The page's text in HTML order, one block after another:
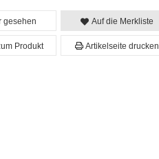
gesehen Auf die Merkliste
Produkt Artikelseite drucken